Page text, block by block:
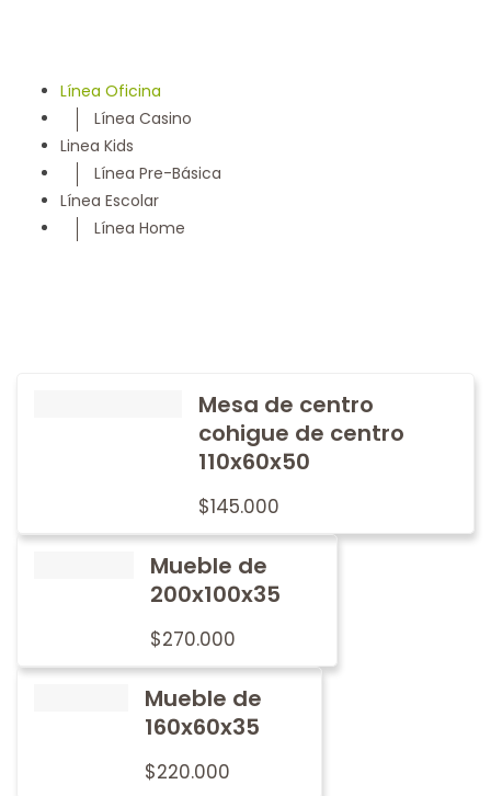
Línea Oficina
Línea Casino
Linea Kids
Línea Pre-Básica
Línea Escolar
Línea Home
Mesa de centro
cohigue de centro
110x60x50
$145.000
Mueble de
200x100x35
$270.000
Mueble de
160x60x35
$220.000